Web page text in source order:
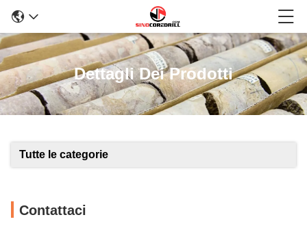
Dettagli Dei Prodotti
Tutte le categorie
Contattaci